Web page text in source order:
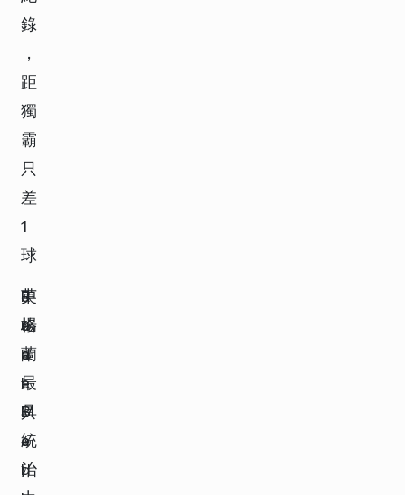
錄
，
距
獨
霸
只
差
1
球
J
u
d
e
B
e
l
中
場
R
e
a
l
M
a
d
英
格
蘭
最
具
統
治